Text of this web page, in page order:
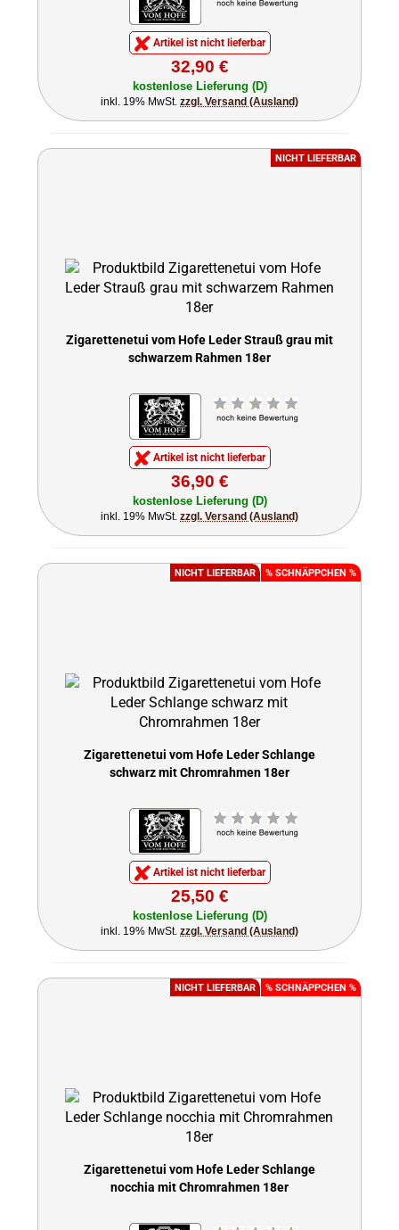
Artikel ist nicht lieferbar
32,90 €
kostenlose Lieferung (D)
inkl. 19% MwSt. zzgl. Versand (Ausland)
NICHT LIEFERBAR
Zigarettenetui vom Hofe Leder Strauß grau mit
schwarzem Rahmen 18er
Artikel ist nicht lieferbar
36,90 €
kostenlose Lieferung (D)
inkl. 19% MwSt. zzgl. Versand (Ausland)
NICHT LIEFERBAR % SCHNÄPPCHEN %
Zigarettenetui vom Hofe Leder Schlange
schwarz mit Chromrahmen 18er
Artikel ist nicht lieferbar
25,50 €
kostenlose Lieferung (D)
inkl. 19% MwSt. zzgl. Versand (Ausland)
NICHT LIEFERBAR % SCHNÄPPCHEN %
Zigarettenetui vom Hofe Leder Schlange
nocchia mit Chromrahmen 18er